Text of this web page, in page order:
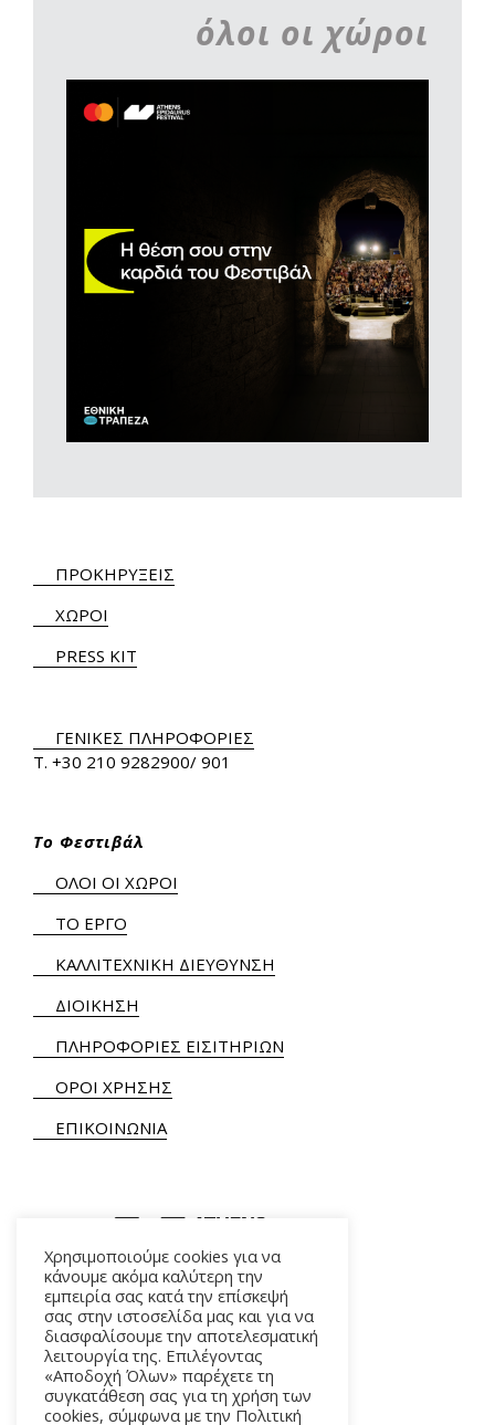
όλοι οι χώροι
ΠΡΟΚΗΡΥΞΕΙΣ
ΧΩΡΟΙ
PRESS KIT
ΓΕΝΙΚΕΣ ΠΛΗΡΟΦΟΡΙΕΣ
Τ. +30 210 9282900/ 901
Το Φεστιβάλ
ΟΛΟΙ ΟΙ ΧΩΡΟΙ
ΤΟ ΕΡΓΟ
ΚΑΛΛΙΤΕΧΝΙΚΗ ΔΙΕΥΘΥΝΣΗ
ΔΙΟΙΚΗΣΗ
ΠΛΗΡΟΦΟΡΙΕΣ ΕΙΣΙΤΗΡΙΩΝ
ΟΡΟΙ ΧΡΗΣΗΣ
ΕΠΙΚΟΙΝΩΝΙΑ
ΑΛΚΜΗΝΗΣ 5 – 118 54 ΑΘΗΝΑ
Χρησιμοποιούμε cookies για να
κάνουμε ακόμα καλύτερη την
εμπειρία σας κατά την επίσκεψή
σας στην ιστοσελίδα μας και για να
διασφαλίσουμε την αποτελεσματική
λειτουργία της. Επιλέγοντας
«Αποδοχή Όλων» παρέχετε τη
συγκατάθεση σας για τη χρήση των
cookies, σύμφωνα με την Πολιτική